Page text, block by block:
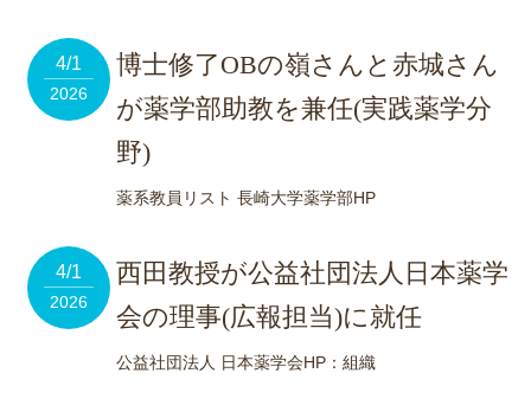
博士修了OBの嶺さんと赤城さん
が薬学部助教を兼任(実践薬学分
野)
4/1
2026
薬系教員リスト 長崎大学薬学部HP
西田教授が公益社団法人日本薬学
会の理事(広報担当)に就任
4/1
2026
公益社団法人 日本薬学会HP：組織